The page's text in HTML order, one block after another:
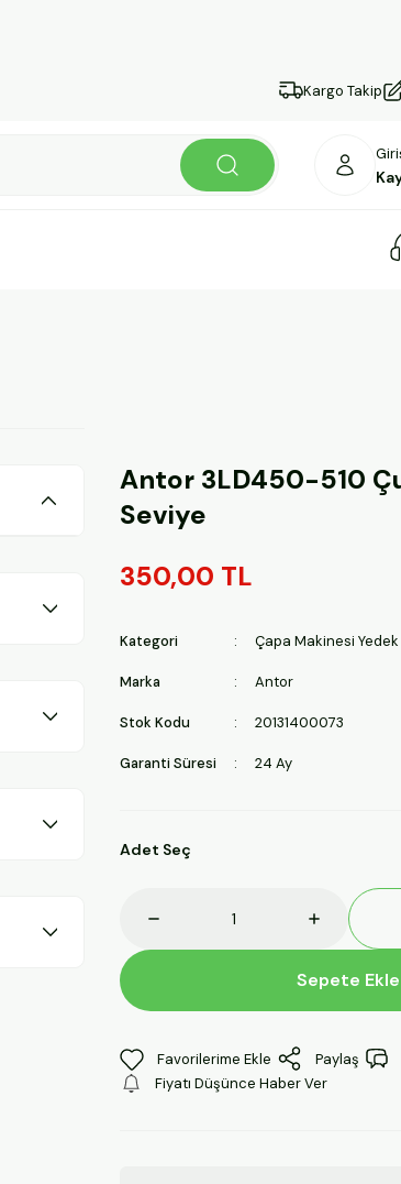
Kargo Takip
Antor 3LD450-510
Seviye
350,00 TL
Kategori Çapa Makinesi Yedek
Marka Antor
Stok Kodu 20131400073
Garanti Süresi 24 Ay
Adet Seç
Sepete Ekle
Paylaş
Fiyatı Düşünce Haber Ver